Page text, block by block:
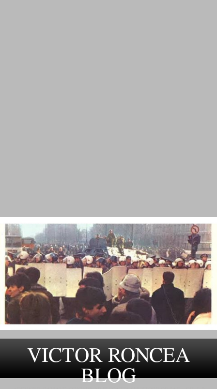
VICTOR RONCEA
BLOG